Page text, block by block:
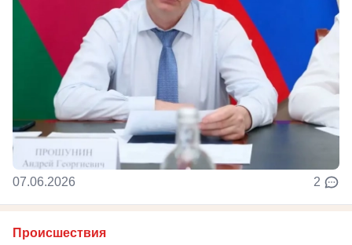
07.06.2026 2
Происшествия